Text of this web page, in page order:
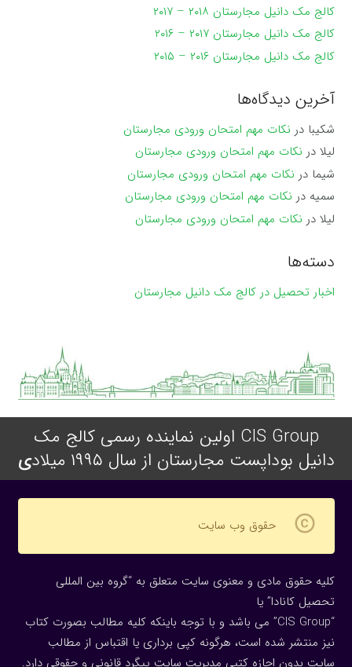
کالج مک دانیل مجارستان ۲۰۱۸ – ۲۰۱۷
کالج مک دانیل مجارستان ۲۰۱۷ – ۲۰۱۶
کالج مک دانیل مجارستان ۲۰۱۶ – ۲۰۱۵
آخرین دیدگاه‌ها
شکیبا در نکات مهم امتحان ورودی مجارستان
لیلا در نکات مهم امتحان ورودی مجارستان
شیما در نکات مهم امتحان ورودی مجارستان
سمیه در نکات مهم امتحان ورودی مجارستان
لیلا در نکات مهم امتحان ورودی مجارستان
دسته‌ها
اخبار تحصیل در کالج مک دانیل مجارستان
CIS Group اولین نماینده رسمی کالج مک
دانیل بوداپست مجارستان از سال ۱۹۹۵ میلاد
ی
copyright حقوق وب سایت
کلیه حقوق مادی و معنوی سایت متعلق به “گروه بین المللی
تحصیل کانادا” یا
“CIS Group” می باشد و با توجه باینکه کلیه مطالب بصورت کتاب
نیز منتشر شده است، هرگونه كپی برداری یا اقتباس از مطالب